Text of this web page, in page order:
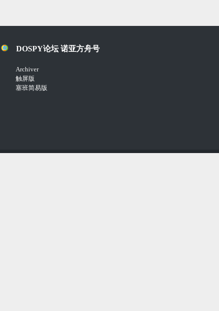
DOSPY论坛 诺亚方舟号
Archiver
触屏版
塞班简易版